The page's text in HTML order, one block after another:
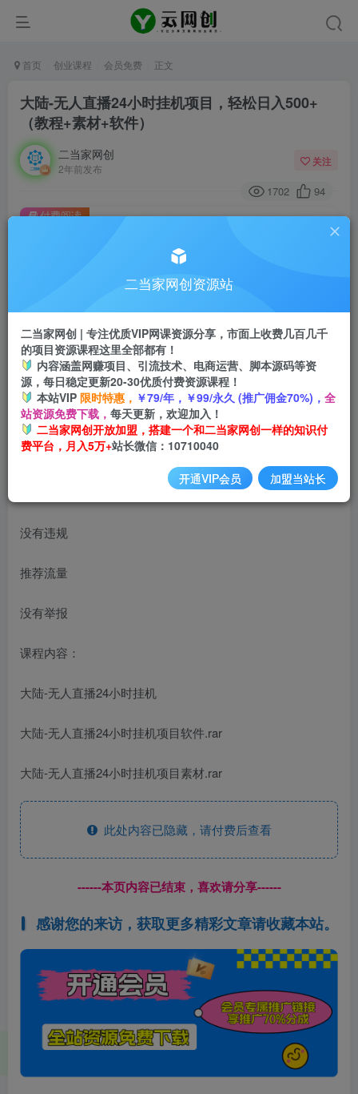
首页 创业课程 会员免费 正文
大陆-无人直播24小时挂机项目，轻松日入500+
（教程+素材+软件）
二当家网创
2年前发布
关注
1702 94
此内容为付费阅读，请付费后查看
9.9
付费阅读
没有违规
推荐流量
没有举报
课程内容：
大陆-无人直播24小时挂机
大陆-无人直播24小时挂机项目软件.rar
大陆-无人直播24小时挂机项目素材.rar
此处内容已隐藏，请付费后查看
------本页内容已结束，喜欢请分享------
感谢您的来访，获取更多精彩文章请收藏本站。
二当家网创资源站
二当家网创 | 专注优质VIP网课资源分享，市面上收费几百几千
的项目资源课程这里全部都有！
内容涵盖网赚项目、引流技术、电商运营、脚本源码等资
源，每日稳定更新20-30优质付费资源课程！
本站VIP 限时特惠， ￥79/年，￥99/永久 (推广佣金70%)， 全
站资源免费下载， 每天更新，欢迎加入！
二当家网创开放加盟，搭建一个和二当家网创一样的知识付
费平台，月入5万+站长微信：10710040
开通VIP会员 加盟当站长